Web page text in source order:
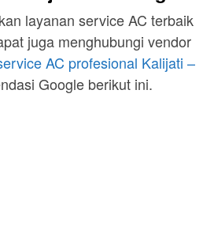
layanan service AC terbaik
juga menghubungi vendor
AC profesional Kalijati –
Google berikut ini.